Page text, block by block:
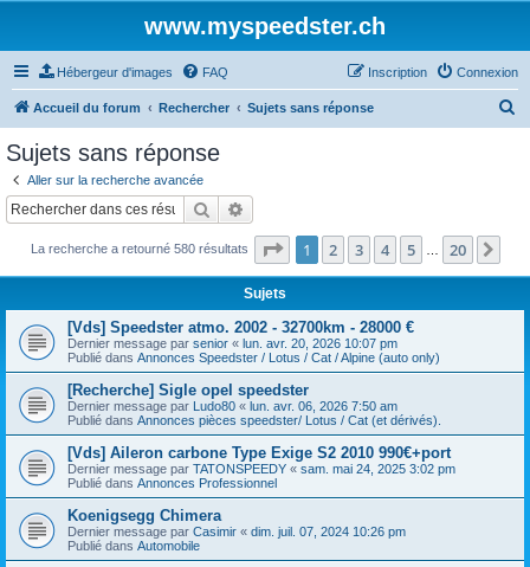
www.myspeedster.ch
Hébergeur d'images FAQ Connexion
Inscription
Accueil du forum Rechercher Sujets sans réponse
c
Sujets sans réponse
Aller sur la recherche avancée
Rechercher
La recherche a retourné 580 résultats Page 1sur20
1 2 3 4 5 20
Sujets
[Vds] Speedster atmo. 2002 - 32700km - 28000 €
Dernier message par senior « lun. avr. 20, 2026 10:07 pm
Publié dans Annonces Speedster / Lotus / Cat / Alpine (auto only)
[Recherche] Sigle opel speedster
Dernier message par Ludo80 « lun. avr. 06, 2026 7:50 am
Publié dans Annonces pièces speedster/ Lotus / Cat (et dérivés).
[Vds] Aileron carbone Type Exige S2 2010 990€+port
Dernier message par TATONSPEEDY « sam. mai 24, 2025 3:02 pm
Publié dans Annonces Professionnel
Koenigsegg Chimera
Dernier message par Casimir « dim. juil. 07, 2024 10:26 pm
Publié dans Automobile